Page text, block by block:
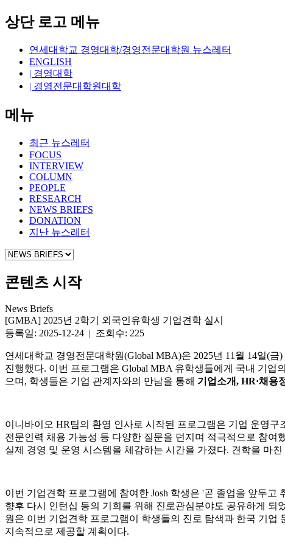
상단 로고 메뉴
연세대학교 경영대학/경영전문대학원 뉴스레터
ENGLISH
| 경영대학
| 경영전문대학원대학
메뉴
최근 뉴스레터
FOCUS
INTERVIEW
COLUMN
PEOPLE
RESEARCH
NEWS BRIEFS
DONATION
지난 뉴스레터
콘텐츠 시작
News Briefs
[GMBA] 2025년 2학기 외국인유학생 기업견학 실시
등록일: 2025-12-24 | 조회수: 225
연세대학교 경영전문대학원(Global MBA)은 2025년 11월 14일(
진행했다. 이번 프로그램은 Global MBA 유학생들에게 국내 기
으며, 학생들은 기업 관계자와의 만남을 통해 기업소개, HR·채용
이니바이오 HR팀의 환영 인사로 시작된 프로그램은 기업 운영
전문인력 채용 가능성 등 다양한 질문을 던지며 적극적으로 참여
실제 경영 및 운영 시스템을 체감하는 시간을 가졌다. 견학을 마
이번 기업견학 프로그램에 참여한 Josh 학생은 '곧 졸업을 앞두
향후 다시 인턴십 등의 기회를 위해 진로관심분야도 공유하게
원은 이번 기업견학 프로그램이 학생들의 진로 탐색과 한국 기
지속적으로 제공할 계획이다.